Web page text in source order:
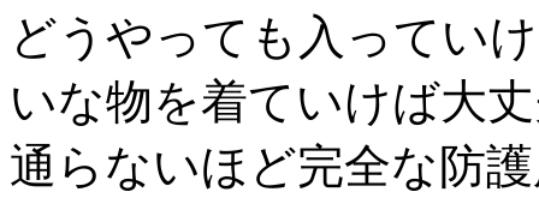
どうやっても入ってい
いな物を着ていけば大
通らないほど完全な防